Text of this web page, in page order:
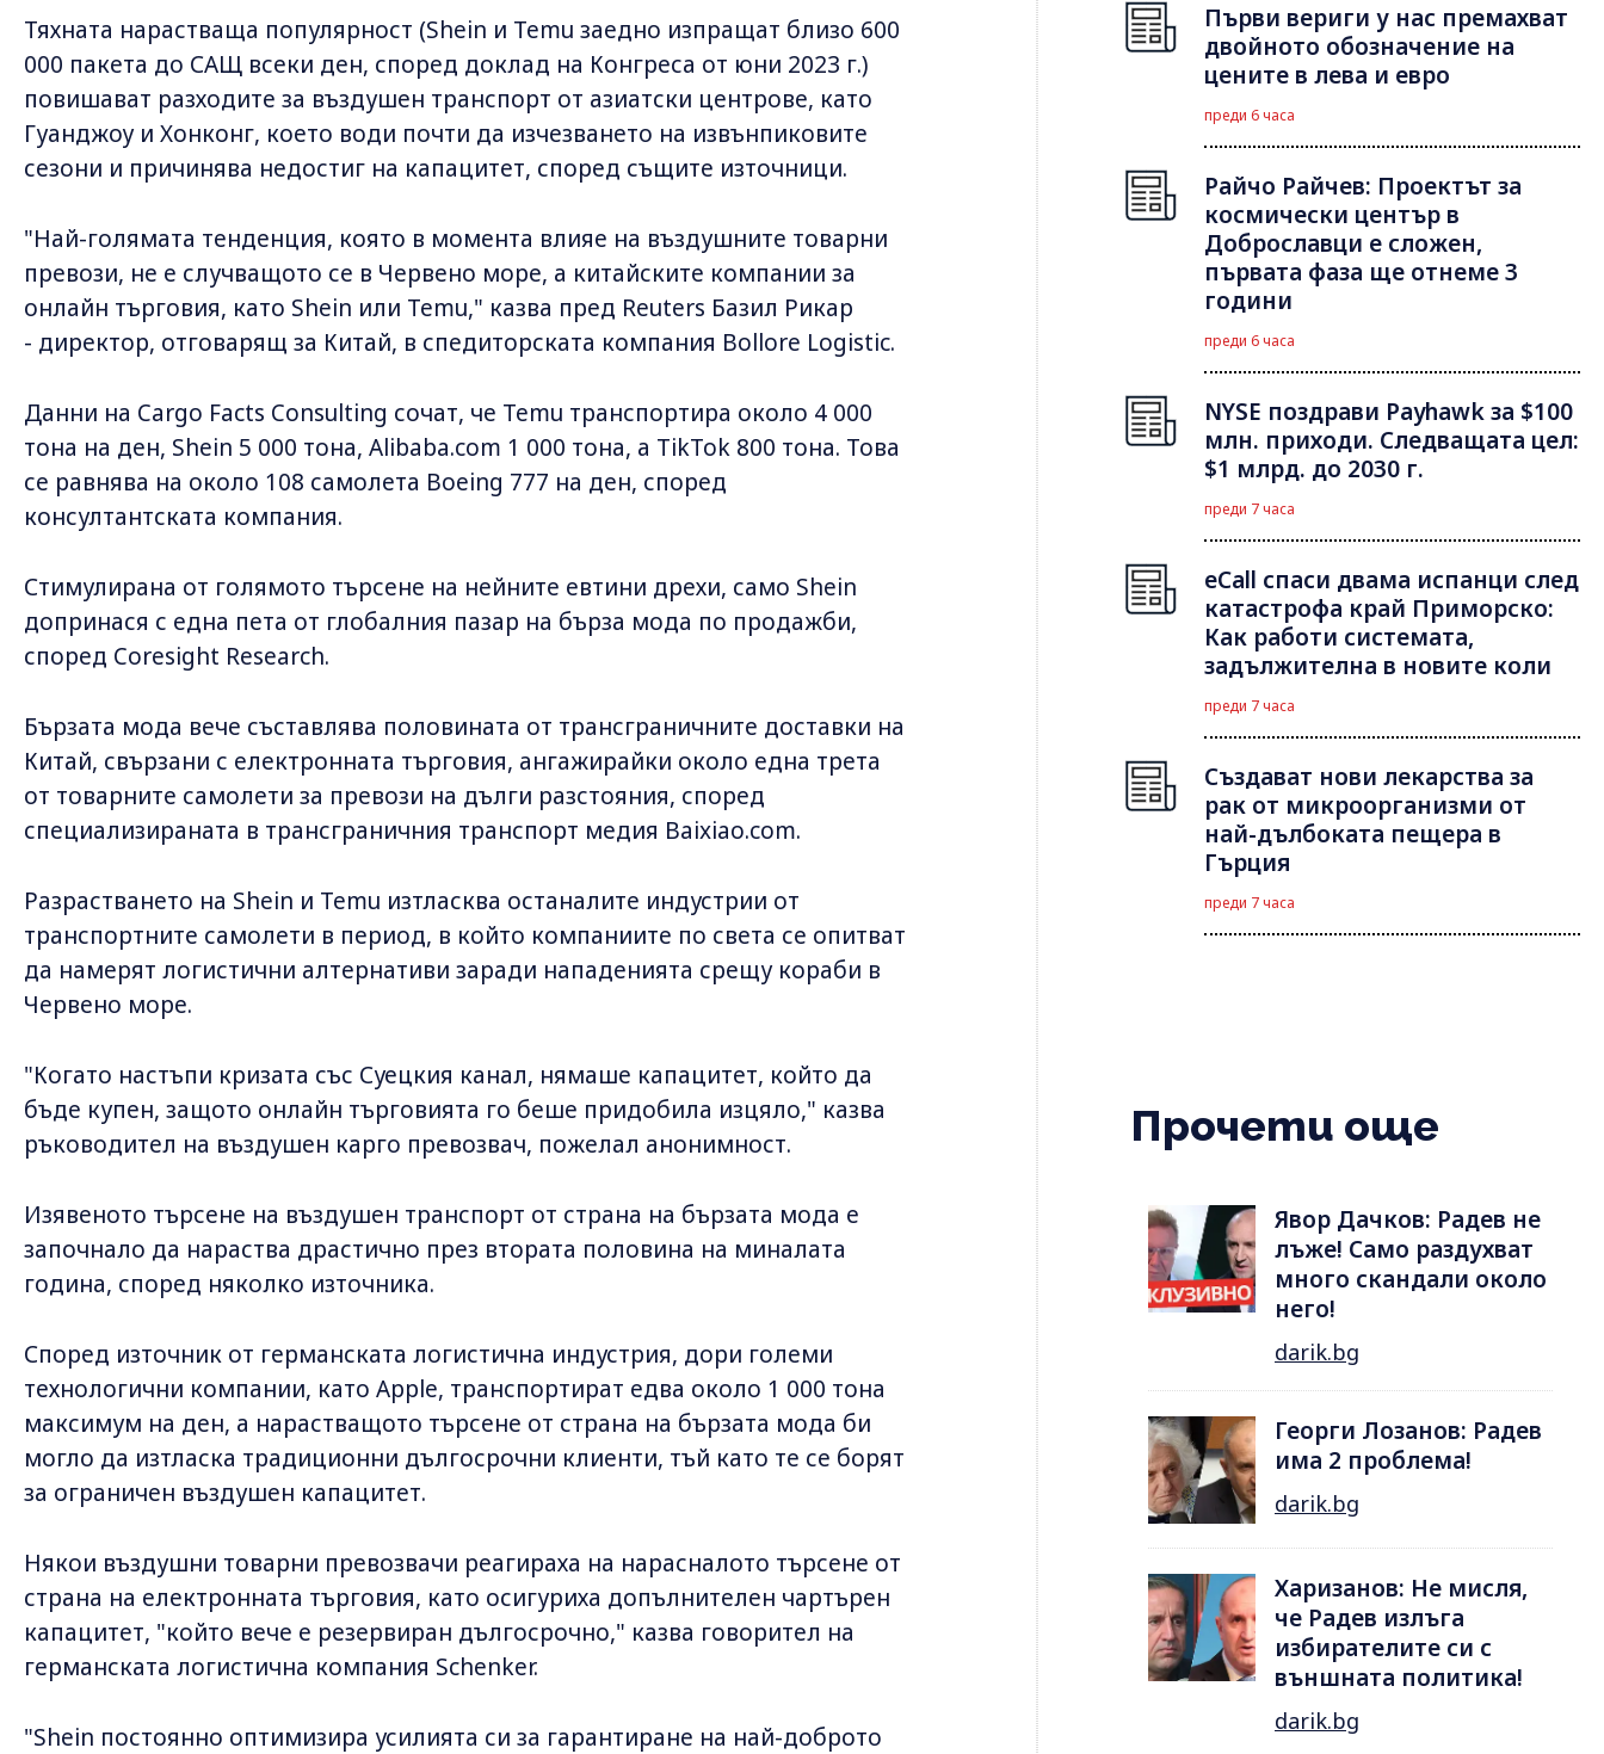
Тяхната нарастваща популярност (Shein и Temu заедно изпращат близо 600
000 пакета до САЩ всеки ден, според доклад на Конгреса от юни 2023 г.)
повишават разходите за въздушен транспорт от азиатски центрове, като
Гуанджоу и Хонконг, което води почти да изчезването на извънпиковите
сезони и причинява недостиг на капацитет, според същите източници.
"Най-голямата тенденция, която в момента влияе на въздушните товарни
превози, не е случващото се в Червено море, а китайските компании за
онлайн търговия, като Shein или Temu," казва пред Reuters Базил Рикар
- директор, отговарящ за Китай, в спедиторската компания Bollore Logistic.
Данни на Cargo Facts Consulting сочат, че Temu транспортира около 4 000
тона на ден, Shein 5 000 тона, Alibaba.com 1 000 тона, а TikTok 800 тона. Това
се равнява на около 108 самолета Boeing 777 на ден, според
консултантската компания.
Стимулирана от голямото търсене на нейните евтини дрехи, само Shein
допринася с една пета от глобалния пазар на бърза мода по продажби,
според Coresight Research.
Бързата мода вече съставлява половината от трансграничните доставки на
Китай, свързани с електронната търговия, ангажирайки около една трета
от товарните самолети за превози на дълги разстояния, според
специализираната в трансграничния транспорт медия Baixiao.com.
Разрастването на Shein и Temu изтласква останалите индустрии от
транспортните самолети в период, в който компаниите по света се опитват
да намерят логистични алтернативи заради нападенията срещу кораби в
Червено море.
"Когато настъпи кризата със Суецкия канал, нямаше капацитет, който да
бъде купен, защото онлайн търговията го беше придобила изцяло," казва
ръководител на въздушен карго превозвач, пожелал анонимност.
Изявеното търсене на въздушен транспорт от страна на бързата мода е
започнало да нараства драстично през втората половина на миналата
година, според няколко източника.
Според източник от германската логистична индустрия, дори големи
технологични компании, като Apple, транспортират едва около 1 000 тона
максимум на ден, а нарастващото търсене от страна на бързата мода би
могло да изтласка традиционни дългосрочни клиенти, тъй като те се борят
за ограничен въздушен капацитет.
Някои въздушни товарни превозвачи реагираха на нарасналото търсене от
страна на електронната търговия, като осигуриха допълнителен чартърен
капацитет, "който вече е резервиран дългосрочно," казва говорител на
германската логистична компания Schenker.
"Shein постоянно оптимизира усилията си за гарантиране на най-доброто
Първи вериги у нас премахват
двойното обозначение на
цените в лева и евро
преди 6 часа
Райчо Райчев: Проектът за
космически център в
Доброславци е сложен,
първата фаза ще отнеме 3
години
преди 6 часа
NYSE поздрави Payhawk за $100
млн. приходи. Следващата цел:
$1 млрд. до 2030 г.
преди 7 часа
eCall спаси двама испанци след
катастрофа край Приморско:
Как работи системата,
задължителна в новите коли
преди 7 часа
Създават нови лекарства за
рак от микроорганизми от
най-дълбоката пещера в
Гърция
преди 7 часа
Прочети още
Явор Дачков: Радев не
лъже! Само раздухват
много скандали около
него!
darik.bg
Георги Лозанов: Радев
има 2 проблема!
darik.bg
Харизанов: Не мисля,
че Радев излъга
избирателите си с
външната политика!
darik.bg